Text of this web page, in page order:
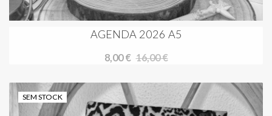
AGENDA 2026 A5
8,00 € 16,00 €
SEM STOCK